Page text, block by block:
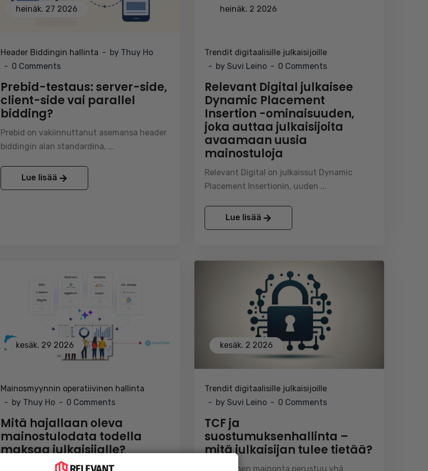
heinäk. 27 2026
Header Biddingin hallinta
by Thuy Ho
0 Comments
Prebid-testaus: server-side,
client-side vai parallel
bidding?
Prebid on vakiinnuttanut asemansa header
biddingin alan standardina, ...
Lue lisää
heinäk. 2 2026
Trendit digitaalisille julkaisijoille
by Suvi Leino
0 Comments
Relevant Digital julkaisee
Dynamic Placement
Insertion -ominaisuuden,
joka auttaa julkaisijoita
avaamaan uusia
mainostuloja
Relevant Digital on julkaissut Dynamic
Placement Insertionin, uuden ...
Lue lisää
kesäk. 29 2026
Mainosmyynnin operatiivinen hallinta
by Thuy Ho
0 Comments
Mitä hajallaan oleva
mainostulodata todella
maksaa julkaisijalle?
Mainonnan monetisointi tuottaa enemmän
kesäk. 2 2026
Trendit digitaalisille julkaisijoille
by Suvi Leino
0 Comments
TCF ja
suostumuksenhallinta –
mitä julkaisijan tulee tietää?
Digitaalinen mainonta perustuu yhä